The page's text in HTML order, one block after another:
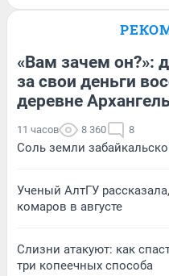
«Вам зачем он?»:
за свои деньги
деревне
11 часов 8 360 8
Соль земли
Ученый АлтГУ
комаров в августе
Слизни атакуют: как
три копеечных способа